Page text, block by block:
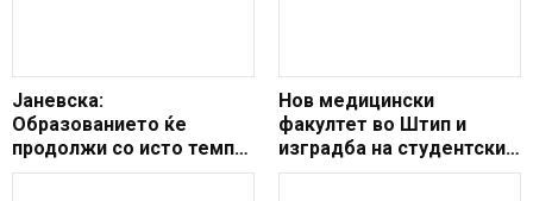
Јаневска:
Образованието ќе
продолжи со исто темпо
а резултатите ќе бидат
Нов медицински
факултет во Штип и
изградба на студентски
дом со најмалку 200